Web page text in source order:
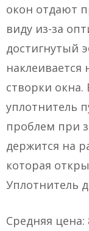
окон отдают
виду из-за
достигнутый
створки окна.
уплотнитель
проблем при
держится на
которая
Уплотнитель
Средняя цена: